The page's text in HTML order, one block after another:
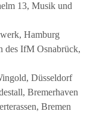
13, Musik und
Hamburg
des IfM Osnabrück,
Düsseldorf
Bremerhaven
Bremen